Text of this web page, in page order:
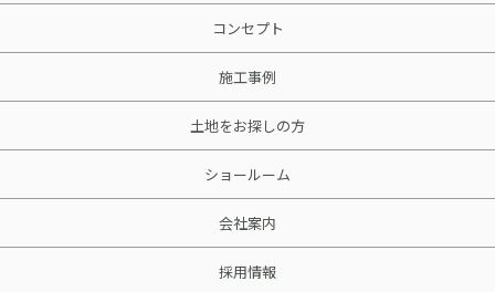
コンセプト
施工事例
土地をお探しの方
ショールーム
会社案内
採用情報